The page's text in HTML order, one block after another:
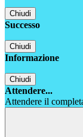
Chiudi
Successo
Chiudi
Informazione
Chiudi
Attendere...
Attendere il